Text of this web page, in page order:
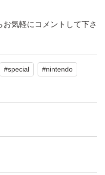
気軽にコメントして下さ
ザーズ SPECIAL [通常
象
#special #nintendo